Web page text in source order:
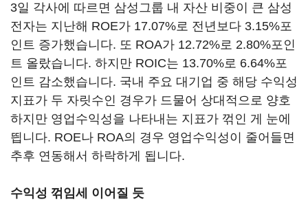
3일 각사에 따르면 삼성그룹 내 자산 비중이 큰 삼성
전자는 지난해 ROE가 17.07%로 전년보다 3.15%포
인트 증가했습니다. 또 ROA가 12.72%로 2.80%포인
트 올랐습니다. 하지만 ROIC는 13.70%로 6.64%포
인트 감소했습니다. 국내 주요 대기업 중 해당 수익성
지표가 두 자릿수인 경우가 드물어 상대적으로 양호
하지만 영업수익성을 나타내는 지표가 꺾인 게 눈에
띕니다. ROE나 ROA의 경우 영업수익성이 줄어들면
추후 연동해서 하락하게 됩니다.
수익성 꺾임세 이어질 듯